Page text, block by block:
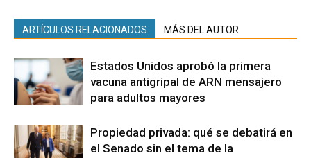
ARTÍCULOS RELACIONADOS MÁS DEL AUTOR
Estados Unidos aprobó la primera
vacuna antigripal de ARN mensajero
para adultos mayores
Propiedad privada: qué se debatirá en
el Senado sin el tema de la